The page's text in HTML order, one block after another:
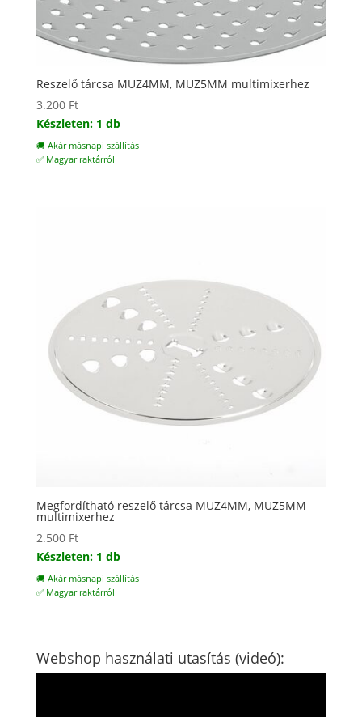
Reszelő tárcsa MUZ4MM, MUZ5MM multimixerhez
3.200 Ft
Készleten: 1 db
🚚 Akár másnapi szállítás
✅ Magyar raktárról
Megfordítható reszelő tárcsa MUZ4MM, MUZ5MM
multimixerhez
2.500 Ft
Készleten: 1 db
🚚 Akár másnapi szállítás
✅ Magyar raktárról
Webshop használati utasítás (videó):